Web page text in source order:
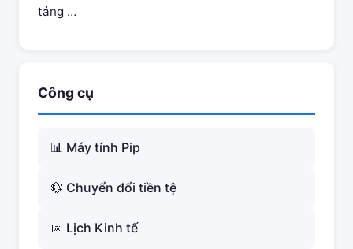
tảng …
Công cụ
📊 Máy tính Pip
💱 Chuyển đổi tiền tệ
📅 Lịch Kinh tế